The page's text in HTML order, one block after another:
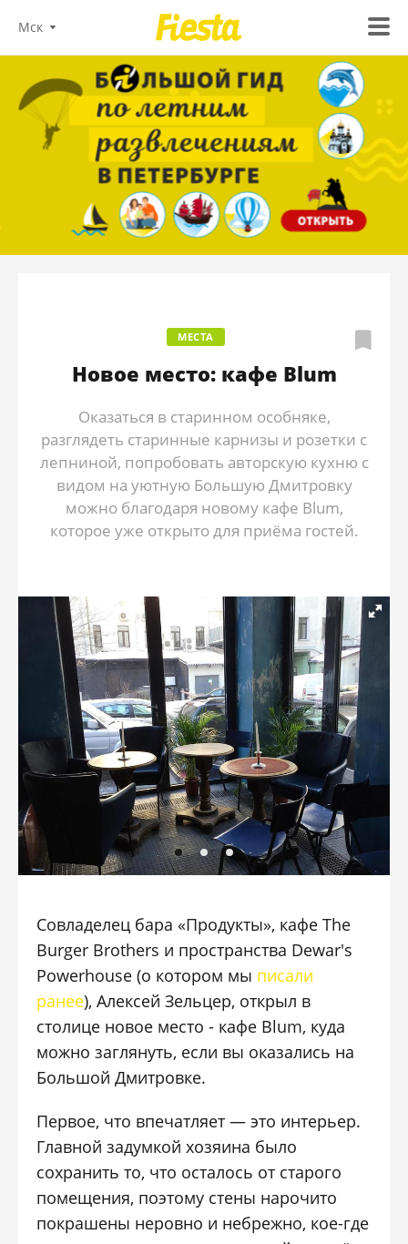
Мск
МЕСТА
Новое место: кафе Blum
Оказаться в старинном особняке,
разглядеть старинные карнизы и розетки с
лепниной, попробовать авторскую кухню с
видом на уютную Большую Дмитровку
можно благодаря новому кафе Blum,
которое уже открыто для приёма гостей.
Совладелец бара «Продукты», кафе The
Burger Brothers и пространства Dewar's
Powerhouse (о котором мы писали
ранее), Алексей Зельцер, открыл в
столице новое место - кафе Blum, куда
можно заглянуть, если вы оказались на
Большой Дмитровке.
Первое, что впечатляет — это интерьер.
Главной задумкой хозяина было
сохранить то, что осталось от старого
помещения, поэтому стены нарочито
покрашены неровно и небрежно, кое-где